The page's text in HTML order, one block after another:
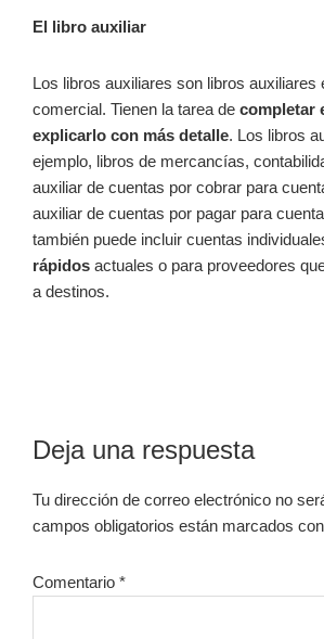
El libro auxiliar
Los libros auxiliares son libros auxiliares
comercial. Tienen la tarea de completar
explicarlo con más detalle. Los libros
ejemplo, libros de mercancías,
auxiliar de cuentas por cobrar para
auxiliar de cuentas por pagar para
también puede incluir cuentas
rápidos actuales o para proveedores
a destinos.
Interacciones
con
los
Deja una respuesta
Tu dirección de correo electrónico no
campos obligatorios están marcados con
Comentario *